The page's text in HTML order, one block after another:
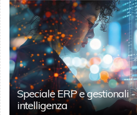
Speciale ERP e gestionali
intelligenza